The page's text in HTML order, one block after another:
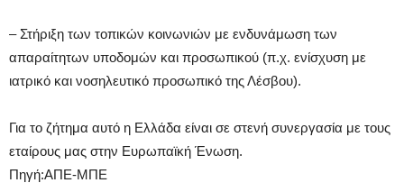
– Στήριξη των τοπικών κοινωνιών με ενδυνάμωση των
απαραίτητων υποδομών και προσωπικού (π.χ. ενίσχυση με
ιατρικό και νοσηλευτικό προσωπικό της Λέσβου).
Για το ζήτημα αυτό η Ελλάδα είναι σε στενή συνεργασία με τους
εταίρους μας στην Ευρωπαϊκή Ένωση.
Πηγή:ΑΠΕ-ΜΠΕ